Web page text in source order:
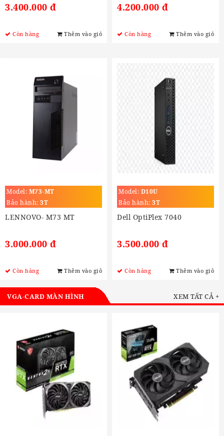
3.400.000 đ
Còn hàng Thêm vào giỏ
4.200.000 đ
Còn hàng Thêm vào giỏ
Model: M73-MT
Bảo hành: 3T
LENNOVO- M73 MT
3.000.000 đ
Còn hàng Thêm vào giỏ
Model: D10U
Bảo hành: 3T
Dell OptiPlex 7040
3.500.000 đ
Còn hàng Thêm vào giỏ
VGA-CARD MÀN HÌNH XEM TẤT CẢ +